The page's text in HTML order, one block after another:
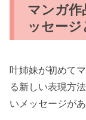
マンガ作
ッセージ
叶姉妹が初めて
る新しい表現方
いメッセージが